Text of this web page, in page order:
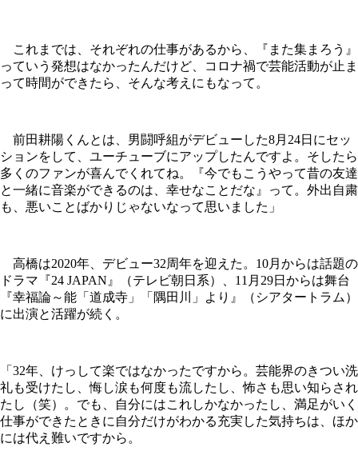
これまでは、それぞれの仕事があるから、『また集まろう』
っていう発想はなかったんだけど、コロナ禍で芸能活動が止ま
って時間ができたら、そんな考えにもなって。
前田耕陽くんとは、男闘呼組がデビューした8月24日にセッ
ションをして、ユーチューブにアップしたんですよ。そしたら
多くのファンが喜んでくれてね。『今でもこうやって昔の友達
と一緒に音楽ができるのは、幸せなことだな』って。外出自粛
も、悪いことばかりじゃないなって思いました」
高橋は2020年、デビュー32周年を迎えた。10月からは話題の
ドラマ『24 JAPAN』（テレビ朝日系）、11月29日からは舞台
『幸福論～能「道成寺」「隅田川」より』（シアタートラム）
に出演と活躍が続く。
「32年、けっして楽ではなかったですから。芸能界のきつい洗
礼も受けたし、悔し涙も何度も流したし、怖さも思い知らされ
たし（笑）。でも、自分にはこれしかなかったし、満足がいく
仕事ができたときに自分だけがわかる充実した気持ちは、ほか
には代え難いですから。